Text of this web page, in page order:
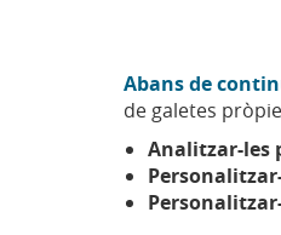
Abans de
de galetes
Analitzar-les
Accionistes i